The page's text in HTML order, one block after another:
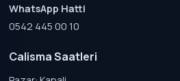
WhatsApp Hatti
0542 445 00 10
Calisma Saatleri